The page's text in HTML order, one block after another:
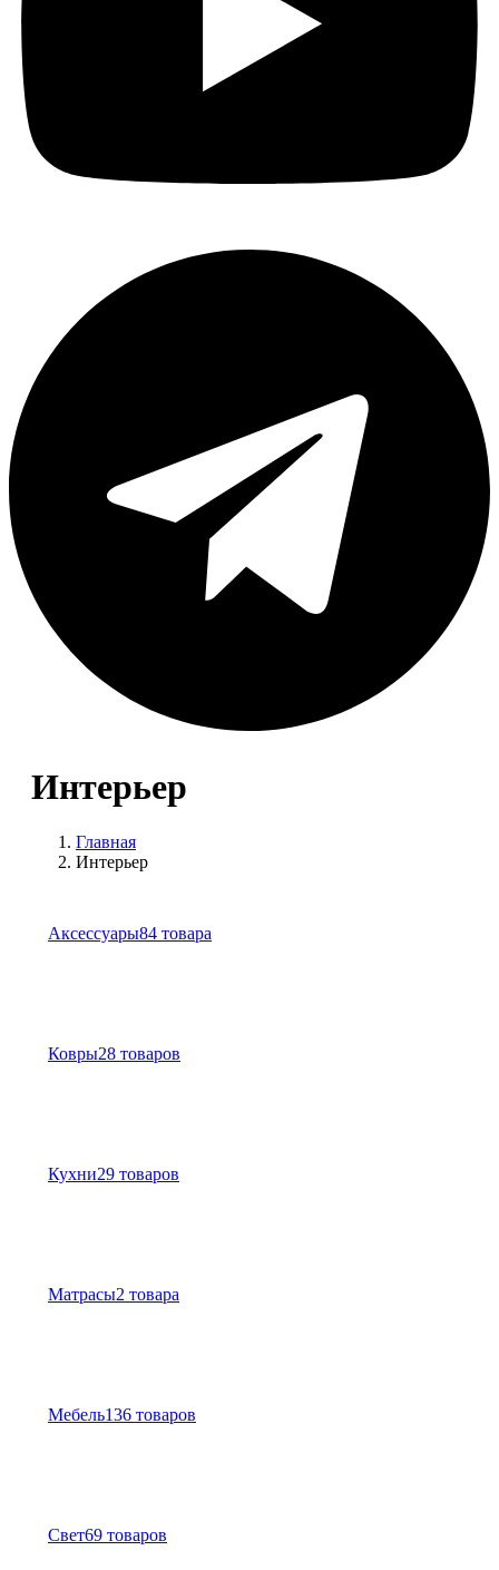
Интерьер
Главная
Интерьер
Аксессуары84 товара
Ковры28 товаров
Кухни29 товаров
Матрасы2 товара
Мебель136 товаров
Свет69 товаров